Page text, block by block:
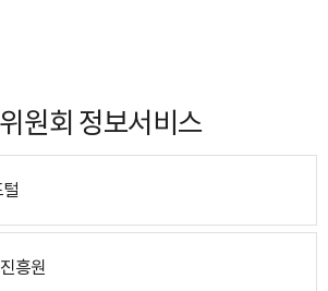
원회 정보서비스
흥원